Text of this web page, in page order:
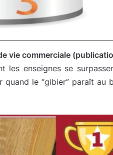
vie commerciale
les enseignes se
quand le “gibier” paraît au